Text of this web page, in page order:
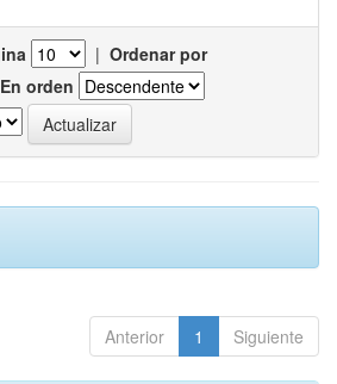
| Ordenar por
En orden
Anterior 1 Siguiente